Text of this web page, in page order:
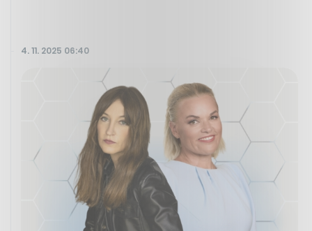
4. 11. 2025 06:40